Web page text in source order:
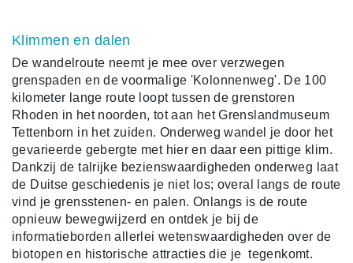
Klimmen en dalen
De wandelroute neemt je mee over verzwegen
grenspaden en de voormalige 'Kolonnenweg'. De 100
kilometer lange route loopt tussen de grenstoren
Rhoden in het noorden, tot aan het Grenslandmuseum
Tettenborn in het zuiden. Onderweg wandel je door het
gevarieerde gebergte met hier en daar een pittige klim.
Dankzij de talrijke bezienswaardigheden onderweg laat
de Duitse geschiedenis je niet los; overal langs de route
vind je grensstenen- en palen. Onlangs is de route
opnieuw bewegwijzerd en ontdek je bij de
informatieborden allerlei wetenswaardigheden over de
biotopen en historische attracties die je tegenkomt.